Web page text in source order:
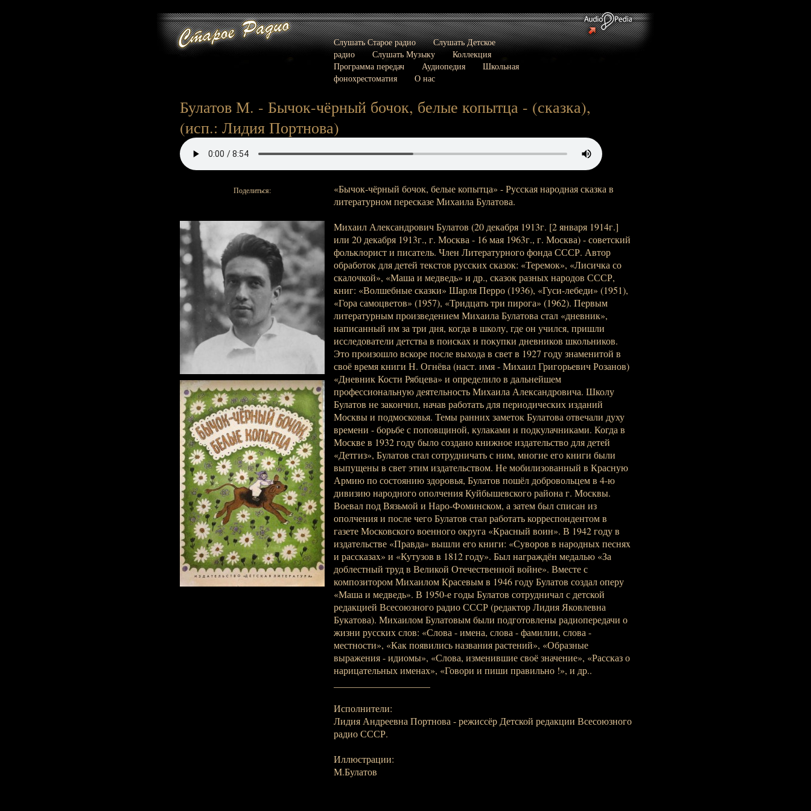
Слушать Старое радио
Слушать Детское
радио
Слушать Музыку
Коллекция
Программа передач
Аудиопедия
Школьная
фонохрестоматия
О нас
Булатов М. - Бычок-чёрный бочок, белые копытца - (сказка),
(исп.: Лидия Портнова)
Поделиться:
«Бычок-чёрный бочок, белые копытца» - Русская народная сказка в
литературном пересказе Михаила Булатова.
Михаил Александрович Булатов (20 декабря 1913г. [2 января 1914г.]
или 20 декабря 1913г., г. Москва - 16 мая 1963г., г. Москва) - советский
фольклорист и писатель. Член Литературного фонда СССР. Автор
обработок для детей текстов русских сказок: «Теремок», «Лисичка со
скалочкой», «Маша и медведь» и др., сказок разных народов СССР,
книг: «Волшебные сказки» Шарля Перро (1936), «Гуси-лебеди» (1951),
«Гора самоцветов» (1957), «Тридцать три пирога» (1962). Первым
литературным произведением Михаила Булатова стал «дневник»,
написанный им за три дня, когда в школу, где он учился, пришли
исследователи детства в поисках и покупки дневников школьников.
Это произошло вскоре после выхода в свет в 1927 году знаменитой в
своё время книги Н. Огнёва (наст. имя - Михаил Григорьевич Розанов)
«Дневник Кости Рябцева» и определило в дальнейшем
профессиональную деятельность Михаила Александровича. Школу
Булатов не закончил, начав работать для периодических изданий
Москвы и подмосковья. Темы ранних заметок Булатова отвечали духу
времени - борьбе с поповщиной, кулаками и подкулачниками. Когда в
Москве в 1932 году было создано книжное издательство для детей
«Детгиз», Булатов стал сотрудничать с ним, многие его книги были
выпущены в свет этим издательством. Не мобилизованный в Красную
Армию по состоянию здоровья, Булатов пошёл добровольцем в 4-ю
дивизию народного ополчения Куйбышевского района г. Москвы.
Воевал под Вязьмой и Наро-Фоминском, а затем был списан из
ополчения и после чего Булатов стал работать корреспондентом в
газете Московского военного округа «Красный воин». В 1942 году в
издательстве «Правда» вышли его книги: «Суворов в народныx песняx
и рассказаx» и «Кутузов в 1812 году». Был награждён медалью «За
доблестный труд в Великой Отечественной войне». Вместе с
композитором Михаилом Красевым в 1946 году Булатов создал оперу
«Маша и медведь». В 1950-е годы Булатов сотрудничал с детской
редакцией Всесоюзного радио СССР (редактор Лидия Яковлевна
Букатова). Михаилом Булатовым были подготовлены радиопередачи о
жизни русских слов: «Слова - имена, слова - фамилии, слова -
местности», «Как появились названия растений», «Образные
выражения - идиомы», «Слова, изменившие своё значение», «Рассказ о
нарицательных именах», «Говори и пиши правильно !», и др..
Исполнители:
Лидия Андреевна Портнова - режиссёр Детской редакции Всесоюзного
радио СССР.
Иллюстрации:
М.Булатов